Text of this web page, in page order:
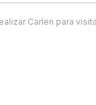
Carlen para